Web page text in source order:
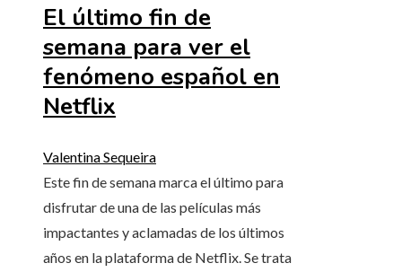
El último fin de
semana para ver el
fenómeno español en
Netflix
Valentina Sequeira
Este fin de semana marca el último para
disfrutar de una de las películas más
impactantes y aclamadas de los últimos
años en la plataforma de Netflix. Se trata